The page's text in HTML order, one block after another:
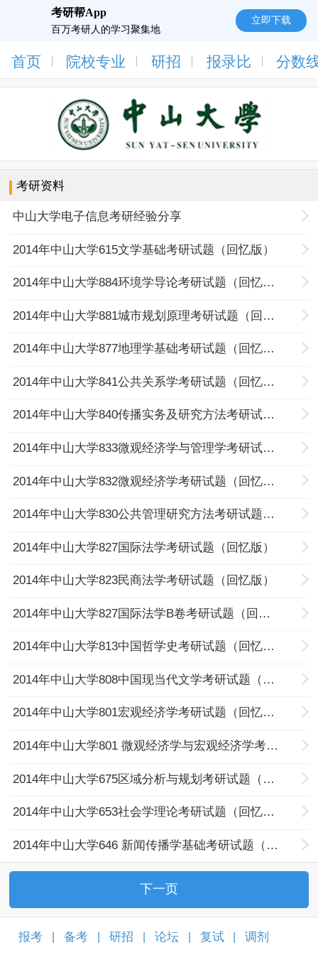
考研帮App
百万考研人的学习聚集地
立即下载
首页 院校专业 研招 报录比 分数
考研资料
中山大学电子信息考研经验分享
2014年中山大学615文学基础考研试题（回忆版）
2014年中山大学884环境学导论考研试题（回忆版）
2014年中山大学881城市规划原理考研试题（回忆版）
2014年中山大学877地理学基础考研试题（回忆版）
2014年中山大学841公共关系学考研试题（回忆版）
2014年中山大学840传播实务及研究方法考研试题（回忆版）
2014年中山大学833微观经济学与管理学考研试题（回忆版）
2014年中山大学832微观经济学考研试题（回忆版）
2014年中山大学830公共管理研究方法考研试题（回忆版）
2014年中山大学827国际法学考研试题（回忆版）
2014年中山大学823民商法学考研试题（回忆版）
2014年中山大学827国际法学B卷考研试题（回忆版）
2014年中山大学813中国哲学史考研试题（回忆版）
2014年中山大学808中国现当代文学考研试题（回忆版）
2014年中山大学801宏观经济学考研试题（回忆版）
2014年中山大学801 微观经济学与宏观经济学考研试题（回忆版）
2014年中山大学675区域分析与规划考研试题（回忆版）
2014年中山大学653社会学理论考研试题（回忆版）
2014年中山大学646 新闻传播学基础考研试题（回忆版）
下一页
报考 备考 研招 论坛 复试 调剂